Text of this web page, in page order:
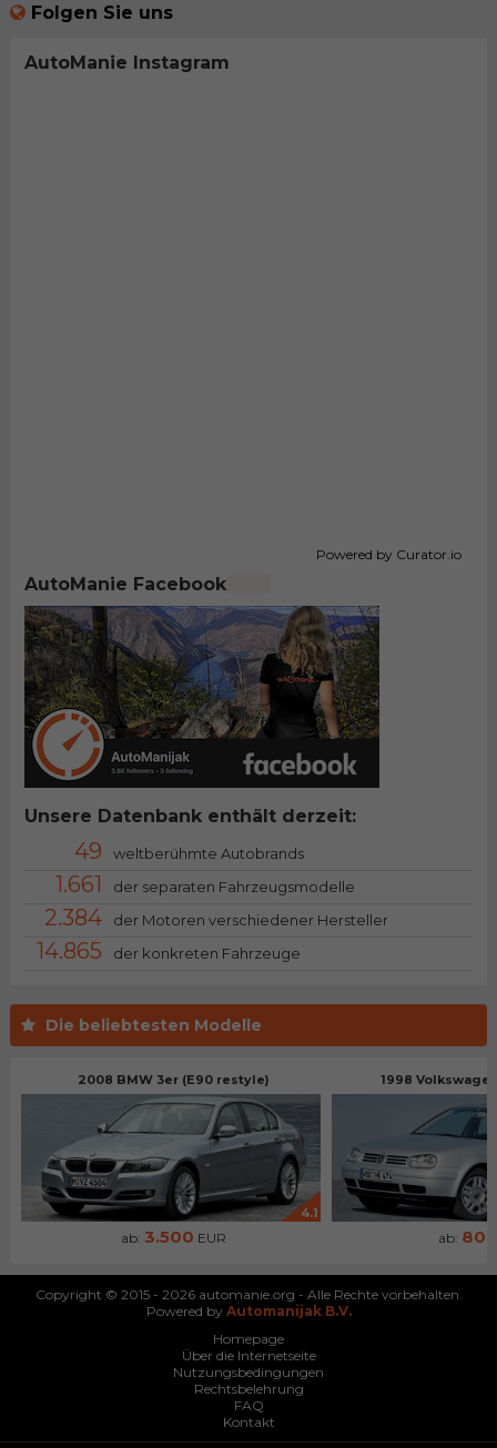
Die beliebtesten Modelle
2008 BMW 3er (E90 restyle)
4.1
ab: 3.500 EUR
1998
ab: 800
Folgen Sie uns
AutoManie Instagram
Powered by Curator.io
AutoManie Facebook
Unsere Datenbank enthält derzeit:
49 weltberühmte Autobrands
1.661 der separaten Fahrzeugsmodelle
2.384 der Motoren verschiedener Hersteller
14.865 der konkreten Fahrzeuge
Copyright © 2015 - 2026 automanie.org - Alle Rechte vorbehalten.
Powered by Automanijak B.V.
Homepage
Über die Internetseite
Nutzungsbedingungen
Rechtsbelehrung
FAQ
Kontakt